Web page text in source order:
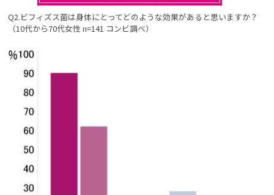
Q2.ビフィズス菌は身体にとってどのような効果があると思いますか？
（10代から70代女性 n=141 コンビ調べ）